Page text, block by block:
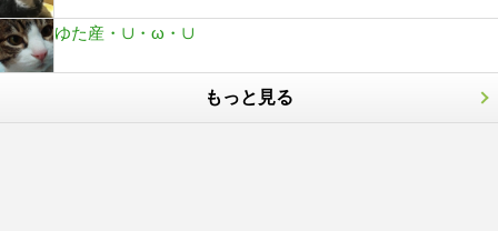
ゆた産・∪・ω・∪
もっと見る